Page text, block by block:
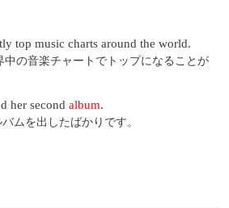
top music charts around the world.
中の音楽チャートでトップになることが
her second album.
ムを出したばかりです。